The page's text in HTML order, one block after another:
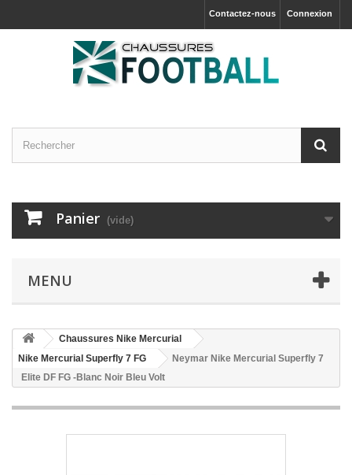
Connexion
Contactez-nous
Panier (vide)
MENU
Chaussures Nike Mercurial
Nike Mercurial Superfly 7 FG
Neymar Nike Mercurial Superfly 7
Elite DF FG -Blanc Noir Bleu Volt